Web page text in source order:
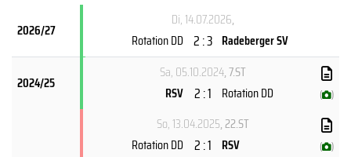
2026/27
Di, 14.07.2026,
Rotation DD 2 : 3 Radeberger SV
2024/25
Sa, 05.10.2024, 7.ST
RSV 2 : 1 Rotation DD ( )
So, 13.04.2025, 22.ST
Rotation DD 2 : 1 RSV ( )